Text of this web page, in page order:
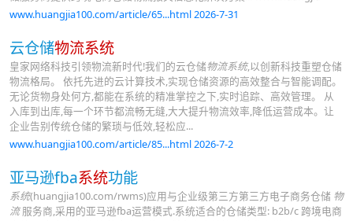
www.huangjia100.com/article/65...html 2026-7-31
云仓储物流系统
皇家网络科技引领物流新时代!我们的云仓储物流系统,以创新科技重塑仓储
物流格局。 依托先进的云计算技术,实现仓储资源的高效整合与智能调配。
无论货物身处何方,都能在系统的精准掌控之下,实时追踪、高效管理。 从
入库到出库,每一个环节都流畅无缝,大大提升物流效率,降低运营成本。让
企业告别传统仓储的繁琐与低效,轻松应...
www.huangjia100.com/article/85...html 2026-7-2
亚马逊fba系统功能
系统(huangjia100.com/rwms)应用与企业级第三方第三方电子商务仓储 物
流服务商,采用的亚马逊fba运营模式.系统适合的仓储类型: b2b/c 跨境电商